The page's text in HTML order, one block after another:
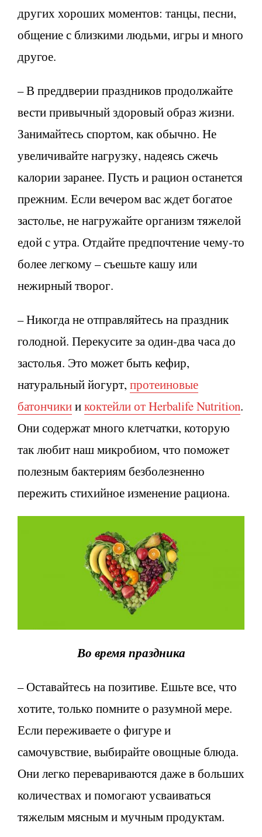
других хороших моментов: танцы, песни,
общение с близкими людьми, игры и много
другое.
– В преддверии праздников продолжайте
вести привычный здоровый образ жизни.
Занимайтесь спортом, как обычно. Не
увеличивайте нагрузку, надеясь сжечь
калории заранее. Пусть и рацион останется
прежним. Если вечером вас ждет богатое
застолье, не нагружайте организм тяжелой
едой с утра. Отдайте предпочтение чему-то
более легкому – съешьте кашу или
нежирный творог.
– Никогда не отправляйтесь на праздник
голодной. Перекусите за один-два часа до
застолья. Это может быть кефир,
натуральный йогурт, протеиновые
батончикиикоктейли от Herbalife Nutrition.
Они содержат много клетчатки, которую
так любит наш микробиом, что поможет
полезным бактериям безболезненно
пережить стихийное изменение рациона.
Во время праздника
– Оставайтесь на позитиве. Ешьте все, что
хотите, только помните о разумной мере.
Если переживаете о фигуре и
самочувствие, выбирайте овощные блюда.
Они легко перевариваются даже в больших
количествах и помогают усваиваться
тяжелым мясным и мучным продуктам.